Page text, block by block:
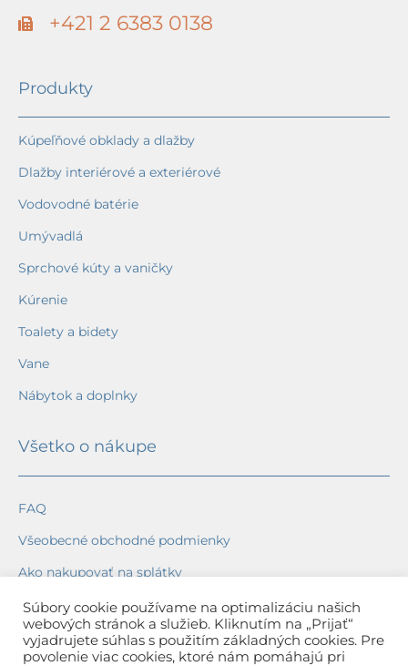
+421 2 6383 0138
Produkty
Kúpeľňové obklady a dlažby
Dlažby interiérové a exteriérové
Vodovodné batérie
Umývadlá
Sprchové kúty a vaničky
Kúrenie
Toalety a bidety
Vane
Nábytok a doplnky
Všetko o nákupe
FAQ
Všeobecné obchodné podmienky
Ako nakupovať na splátky
Ochrana osobných údajov
Reklamačný poriadok
Súbory cookie používame na optimalizáciu našich
webových stránok a služieb. Kliknutím na „Prijať“
vyjadrujete súhlas s použitím základných cookies. Pre
povolenie viac cookies, ktoré nám pomáhajú pri